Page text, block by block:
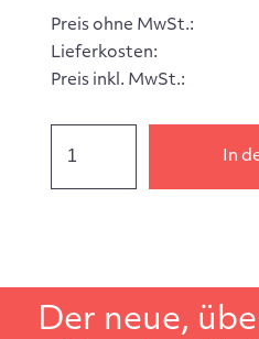
Preis ohne MwSt.:
Lieferkosten:
Preis inkl. MwSt.:
In
Der neue,